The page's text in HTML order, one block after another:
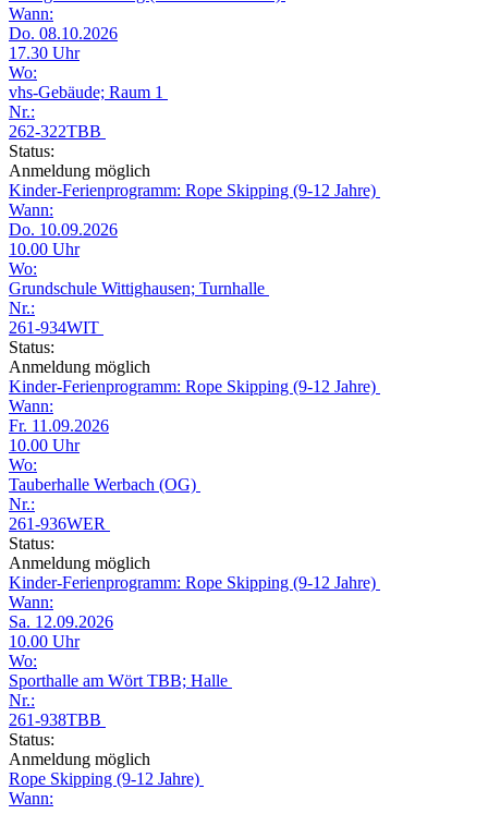
Wann:
Do. 08.10.2026
17.30 Uhr
Wo:
vhs-Gebäude; Raum 1
Nr.:
262-322TBB
Status:
Anmeldung möglich
Kinder-Ferienprogramm: Rope Skipping (9-12 Jahre)
Wann:
Do. 10.09.2026
10.00 Uhr
Wo:
Grundschule Wittighausen; Turnhalle
Nr.:
261-934WIT
Status:
Anmeldung möglich
Kinder-Ferienprogramm: Rope Skipping (9-12 Jahre)
Wann:
Fr. 11.09.2026
10.00 Uhr
Wo:
Tauberhalle Werbach (OG)
Nr.:
261-936WER
Status:
Anmeldung möglich
Kinder-Ferienprogramm: Rope Skipping (9-12 Jahre)
Wann:
Sa. 12.09.2026
10.00 Uhr
Wo:
Sporthalle am Wört TBB; Halle
Nr.:
261-938TBB
Status:
Anmeldung möglich
Rope Skipping (9-12 Jahre)
Wann: